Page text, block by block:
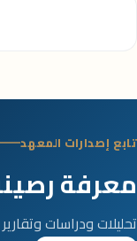
تابع إصدارات المعهد
معرفة
تحليلات ودراسات